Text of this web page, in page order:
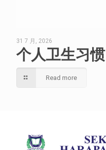
31 7 月, 2026
个人卫生习惯
Read more